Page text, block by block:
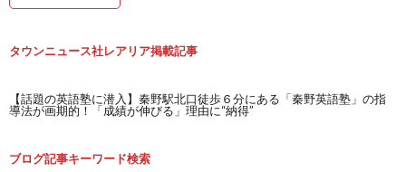
タウンニュース社レアリア掲載記事
【話題の英語塾に潜入】秦野駅北口徒歩６分にある「秦野英語塾」の指
導法が画期的！「成績が伸びる」理由に“納得”
ブログ記事キーワード検索